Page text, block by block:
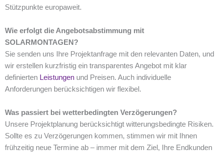
Stützpunkte europaweit.
Wie erfolgt die Angebotsabstimmung mit
SOLARMONTAGEN?
Sie senden uns Ihre Projektanfrage mit den relevanten Daten, und
wir erstellen kurzfristig ein transparentes Angebot mit klar
definierten Leistungen und Preisen. Auch individuelle
Anforderungen berücksichtigen wir flexibel.
Was passiert bei wetterbedingten Verzögerungen?
Unsere Projektplanung berücksichtigt witterungsbedingte Risiken.
Sollte es zu Verzögerungen kommen, stimmen wir mit Ihnen
frühzeitig neue Termine ab – immer mit dem Ziel, Ihre Endkunden